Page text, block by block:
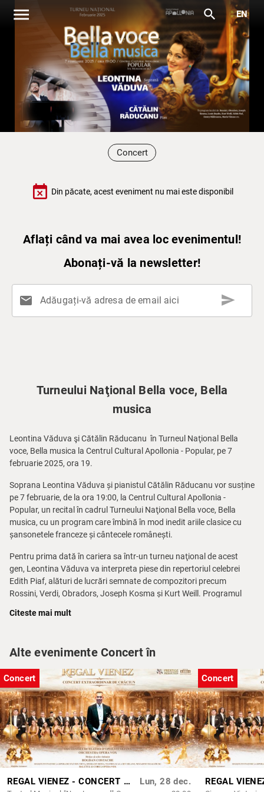
menu search EN
Concert
event_busy Din păcate, acest eveniment nu mai este disponibil
Aflați când va mai avea loc evenimentul!
Abonați-vă la newsletter!
mail Adăugați-vă adresa de email aici send
Turneului Naţional Bella voce, Bella
musica
Leontina Văduva şi Cătălin Răducanu în Turneul Naţional Bella
voce, Bella musica la Centrul Cultural Apollonia - Popular, pe 7
februarie 2025, ora 19.
Soprana Leontina Văduva și pianistul Cătălin Răducanu vor susține
pe 7 februarie, de la ora 19:00, la Centrul Cultural Apollonia -
Popular, un recital în cadrul Turneului Naţional Bella voce, Bella
musica, cu un program care îmbină în mod inedit ariile clasice cu
șansonetele franceze și cântecele românești.
Pentru prima dată în cariera sa într-un turneu naţional de acest
gen, Leontina Văduva va interpreta piese din repertoriul celebrei
Edith Piaf, alături de lucrări semnate de compozitori precum
Rossini, Verdi, Obradors, Joseph Kosma și Kurt Weill. Programul
sau cântece ale Mariei Tănase.
un moment inedit pentru mine, pentru că nu am cântat niciodată
Lausanne (Elveția), una la Paris (Franța) și una la București. Va fi
ceva nou și, sper, plăcut pentru public, să mă descopere și în acest
repertoriu", spune soprana Leontina Văduva.
___________________
Categoria I R1-R9: 50 lei
Preț redus ( elevi, studenți, pensionari ) R1-R9: 25 lei
Categoria II R10-R12: 15 lei
Citeste mai mult
Alte evenimente Concert în
Concert
REGAL VIENEZ - CONCERT EXTRAORDINAR DE CRACIUN | GALATI Lun, 28 dec.
Concert